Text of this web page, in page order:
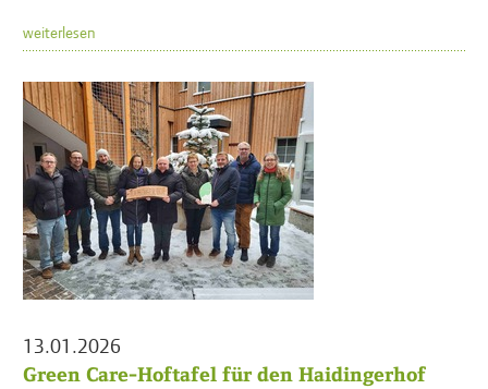
weiterlesen
13.01.2026
Green Care-Hoftafel für den Haidingerhof